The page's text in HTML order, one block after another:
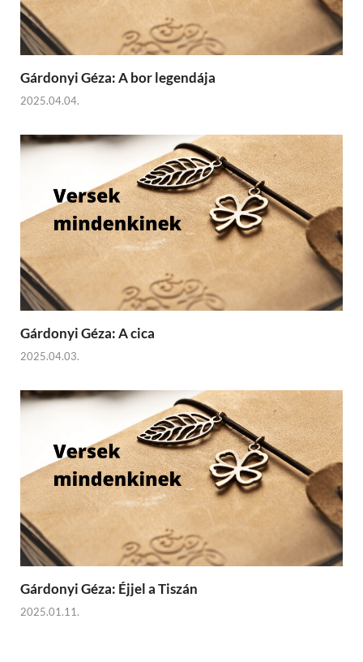
Gárdonyi Géza: A bor legendája
2025.04.04.
Gárdonyi Géza: A cica
2025.04.03.
Gárdonyi Géza: Éjjel a Tiszán
2025.01.11.